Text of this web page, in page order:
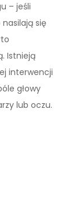
– jeśli
się
Istnieją
interwencji
głowy
lub oczu.